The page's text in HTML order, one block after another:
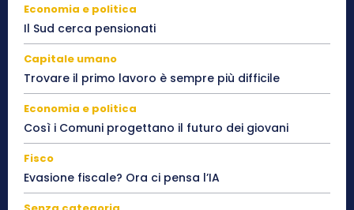
Economia e politica
Il Sud cerca pensionati
Capitale umano
Trovare il primo lavoro è sempre più difficile
Economia e politica
Così i Comuni progettano il futuro dei giovani
Fisco
Evasione fiscale? Ora ci pensa l’IA